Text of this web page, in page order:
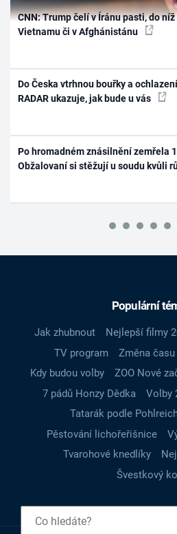
CNN: Trump čelí v Íránu pasti, do
Vietnamu či v Afghánistánu
Do Česka vtrhnou bouřky a
RADAR ukazuje, jak bude u vás
Po hromadném znásilnění zemřela
Obžalovaní si stěžují u soudu kvůli
Populární
Jak zhubnout Nejlepší filmy
TV program
Změna času
Kdy budou volby
ZOO Nové
7 pádů Honzy Dědka
Volby
Tatarák podle
Pěstování lichořeřišnice
Tvarohové knedlíky
Švestkový